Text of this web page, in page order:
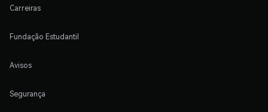
Carreiras
Fundação Estudantil
Avisos
Segurança